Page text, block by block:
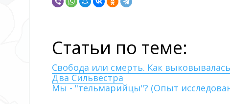
Статьи по теме:
Свобода или смерть. Как
Два Сильвестра
Мы - "тельмарийцы"? (Опыт